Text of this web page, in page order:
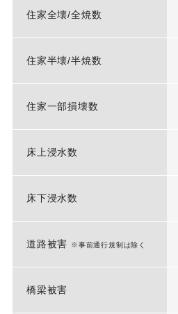
住家全壊/全焼数
住家半壊/半焼数
住家一部損壊数
床上浸水数
床下浸水数
道路被害 ※事前通行規制は除く
橋梁被害